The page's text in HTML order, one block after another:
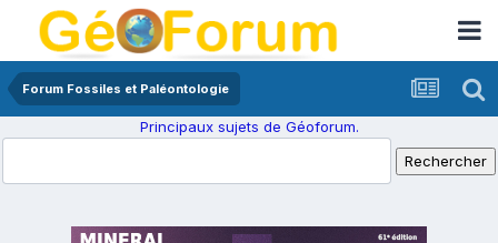
Forum Fossiles et Paléontologie
Principaux sujets de Géoforum.